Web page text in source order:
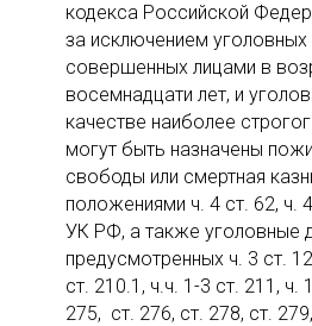
кодекса Российской
за исключением уголовных
совершенных лицами в
восемнадцати лет, и
качестве наиболее
могут быть назначены
свободы или смертная
положениями ч. 4 ст. 62, ч.
УК РФ, а также уголовные
предусмотренных ч. 3 ст.
ст. 210.1, ч.ч. 1-3 ст. 211, ч.
275, ст. 276, ст. 278, ст.